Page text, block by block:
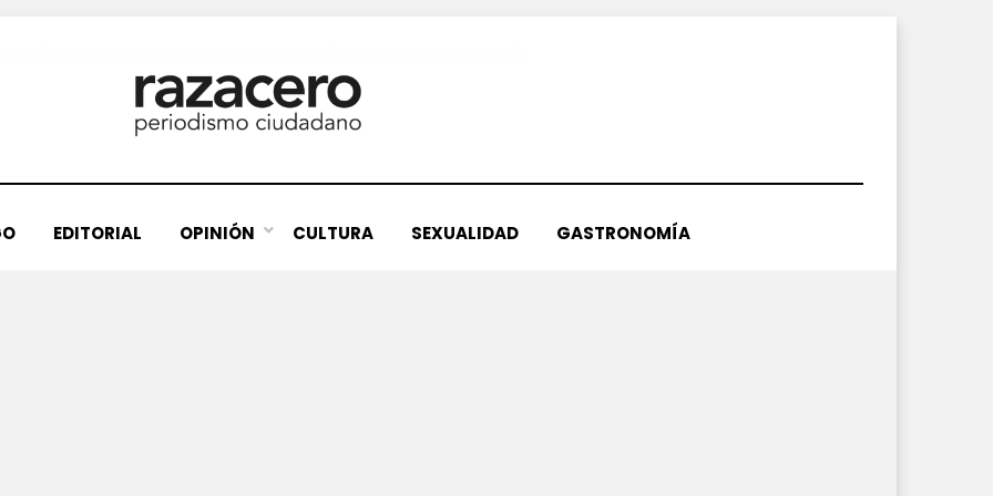
EDITORIAL OPINIÓN CULTURA SEXUALIDAD GASTRONOMÍA